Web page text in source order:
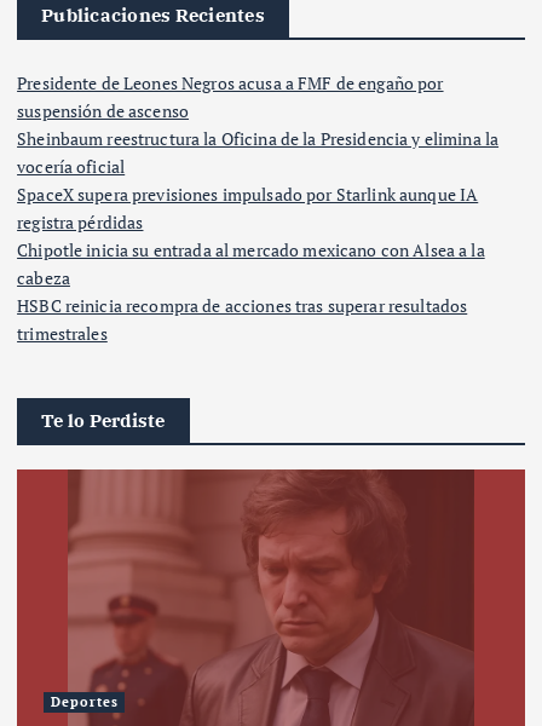
Publicaciones Recientes
Presidente de Leones Negros acusa a FMF de engaño por
suspensión de ascenso
Sheinbaum reestructura la Oficina de la Presidencia y elimina la
vocería oficial
SpaceX supera previsiones impulsado por Starlink aunque IA
registra pérdidas
Chipotle inicia su entrada al mercado mexicano con Alsea a la
cabeza
HSBC reinicia recompra de acciones tras superar resultados
trimestrales
Te lo Perdiste
Deportes